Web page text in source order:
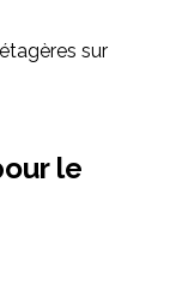
sur
le